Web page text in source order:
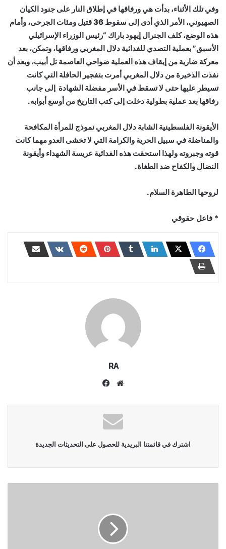
وفي تلك الأثناء، بدأت هي ورفاقها في إطلاق النار على جنود الكيان
الصهيوني، الأمر الذي أدى إلى سقوط 36 قتيل ومئات الجرحى، وأمام
هذه الوضع، كلف الجنرال إيهود باراك “رئيس الوزراء الإسرائيلي
الأسبق” بعملية التصدي للفدائية دلال المغربي ورفاقها، وتمكن، بعد
معركة ضارية من إيقاف هذه العملية ضواحي العاصمة تل أبيب، وبعد أن
نفذت الذخيرة من دلال المغربي أمرت بتفجير الحافلة التي كانت
تسيطر عليها حتى لا تسقط في الأسر مفضلة الشهادة إلى جانب
رفاقها بعد عملية بطولية دخلت إلى كتب التاريخ من أوسع أبوابه.
الأيقونة الفلسطينية الشابة دلال المغربي نموذج للمرأة المكافحة
والمناضلة في سبيل الحرية والكرامة التي لا تخشى العدو مهما كانت
قوته وجبروته ولهذا استحقت هذه الفدائية عريسة الشهداء وأيقونة
النضال والكفاح ضد الطغاة.
لروحها الطاهرة السلام.
* فاعل حقوقي
RA
موقع
اشترك في قائمتنا البريدية للحصول على التحديثات الجديدة